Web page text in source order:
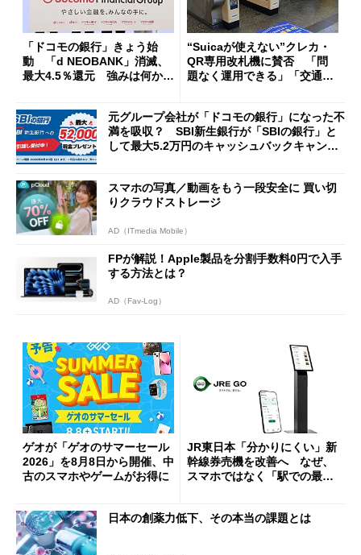
「ドコモの銀行」きょう始
動 「d NEOBANK」消滅、
最大4.5％還元 強みは何か解
“Suicaが使えない”クレカ・
QR専用改札機に賛否 「問
題なく運用できる」「交通系I
元グループ会社が「ドコモの銀行」になった不
満を吸収？ SBI新生銀行が「SBIの銀行」と
して最大5.2万円のキャッシュバックキャンペ
スマホの写真／動画をもう一段安全に 買い切
りクラウドストレージ
AD（ITmedia Mobile）
FPが解説！Apple製品を分割手数料0円で入手
する方法とは？
AD（Fav-Log）
ゲオが「ゲオのサマーセール
2026」を8月8日から開催、中
古のスマホやゲームがお得に
JR東日本「分かりにくい」新
幹線券売機を改善へ なぜ、
スマホではなく「駅での最短
日本の創薬力低下、その本当の課題とは